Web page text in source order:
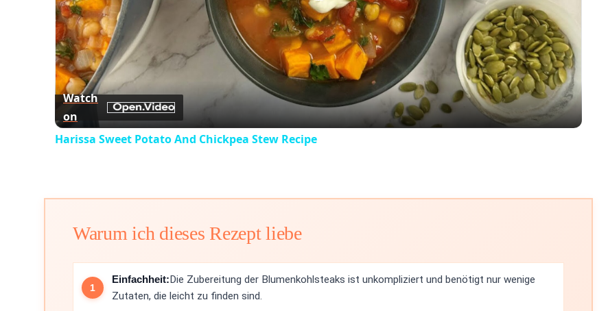
Video
Watch
on
Harissa Sweet Potato And Chickpea Stew Recipe
Warum ich dieses Rezept liebe
Einfachheit:Die Zubereitung der Blumenkohlsteaks ist unkompliziert und benötigt nur wenige
Zutaten, die leicht zu finden sind.